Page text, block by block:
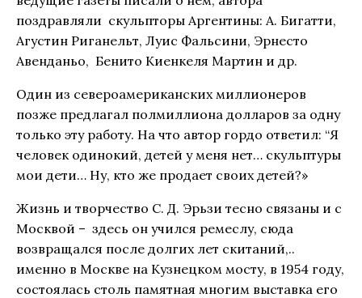
поздравляли скульпторы Аргентины: А. Бигатти,
Агустин Риганельт, Луис Фальсини, Эрнесто
Авенданьо, Бенито Киенкеля Мартин и др.
Один из североамериканских миллионеров
позже предлагал полмиллиона долларов за одну
только эту работу. На что автор гордо ответил: “Я
человек одинокий, детей у меня нет… скульптуры
мои дети… Ну, кто же продает своих детей?»
Жизнь и творчество С. Д. Эрьзи тесно связаны и с
Москвой – здесь он учился ремеслу, сюда
возвращался после долгих лет скитаний,..
именно в Москве на Кузнецком мосту, в 1954 году,
состоялась столь памятная многим выставка его